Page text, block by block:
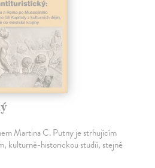
Martina C. Putny je strhujícím
kulturně-historickou studií, stejně